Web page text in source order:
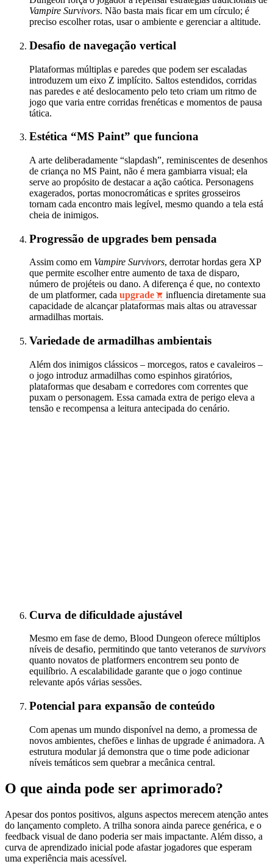
Vampire Survivors. Não basta mais ficar em um círculo; é
preciso escolher rotas, usar o ambiente e gerenciar a altitude.
Desafio de navegação vertical
Plataformas múltiplas e paredes que podem ser escaladas
introduzem um eixo Z implícito. Saltos estendidos, corridas
nas paredes e até deslocamento pelo teto criam um ritmo de
jogo que varia entre corridas frenéticas e momentos de pausa
tática.
Estética “MS Paint” que funciona
A arte deliberadamente “slapdash”, reminiscentes de desenhos
de criança no MS Paint, não é mera gambiarra visual; ela
serve ao propósito de destacar a ação caótica. Personagens
exagerados, portas monocromáticas e sprites grosseiros
tornam cada encontro mais legível, mesmo quando a tela está
cheia de inimigos.
Progressão de upgrades bem pensada
Assim como em Vampire Survivors, derrotar hordas gera XP
que permite escolher entre aumento de taxa de disparo,
número de projéteis ou dano. A diferença é que, no contexto
de um platformer, cada upgrade
influencia diretamente sua
capacidade de alcançar plataformas mais altas ou atravessar
armadilhas mortais.
Variedade de armadilhas ambientais
Além dos inimigos clássicos – morcegos, ratos e cavaleiros –
o jogo introduz armadilhas como espinhos giratórios,
plataformas que desabam e corredores com correntes que
puxam o personagem. Essa camada extra de perigo eleva a
tensão e recompensa a leitura antecipada do cenário.
Curva de dificuldade ajustável
Mesmo em fase de demo, Blood Dungeon oferece múltiplos
níveis de desafio, permitindo que tanto veteranos de survivors
quanto novatos de platformers encontrem seu ponto de
equilíbrio. A escalabilidade garante que o jogo continue
relevante após várias sessões.
Potencial para expansão de conteúdo
Com apenas um mundo disponível na demo, a promessa de
novos ambientes, chefões e linhas de upgrade é animadora. A
estrutura modular já demonstra que o time pode adicionar
níveis temáticos sem quebrar a mecânica central.
O que ainda pode ser aprimorado?
Apesar dos pontos positivos, alguns aspectos merecem atenção antes
do lançamento completo. A trilha sonora ainda parece genérica, e o
feedback visual de dano poderia ser mais impactante. Além disso, a
curva de aprendizado inicial pode afastar jogadores que esperam
uma experiência mais acessível.